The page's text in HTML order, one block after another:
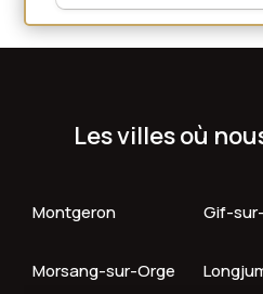
Les villes où
Montgeron Gif-
Morsang-sur-Orge